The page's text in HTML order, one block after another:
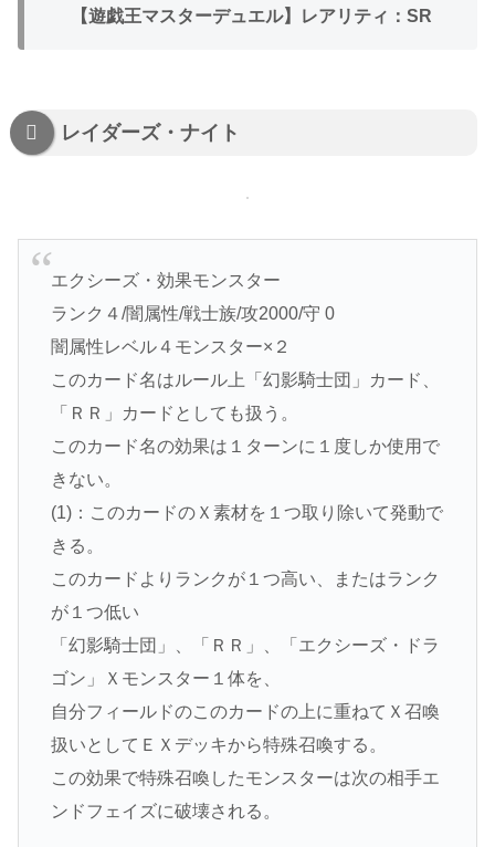
【遊戯王マスターデュエル】レアリティ：SR
レイダーズ・ナイト
エクシーズ・効果モンスター
ランク４/闇属性/戦士族/攻2000/守 0
闇属性レベル４モンスター×２
このカード名はルール上「幻影騎士団」カード、
「ＲＲ」カードとしても扱う。
このカード名の効果は１ターンに１度しか使用で
きない。
(1)：このカードのＸ素材を１つ取り除いて発動で
きる。
このカードよりランクが１つ高い、またはランク
が１つ低い
「幻影騎士団」、「ＲＲ」、「エクシーズ・ドラ
ゴン」Ｘモンスター１体を、
自分フィールドのこのカードの上に重ねてＸ召喚
扱いとしてＥＸデッキから特殊召喚する。
この効果で特殊召喚したモンスターは次の相手エ
ンドフェイズに破壊される。